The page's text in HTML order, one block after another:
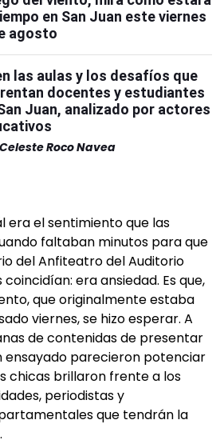
en San Juan este viernes
agosto
las aulas y los desafíos que
docentes y estudiantes
Juan, analizado por actores
Celeste Roco Navea
era el sentimiento que las
faltaban minutos para que
del Anfiteatro del Auditorio
era ansiedad. Es que,
que originalmente estaba
viernes, se hizo esperar. A
de contenidas de presentar
ensayado parecieron potenciar
chicas brillaron frente a los
periodistas y
que tendrán la